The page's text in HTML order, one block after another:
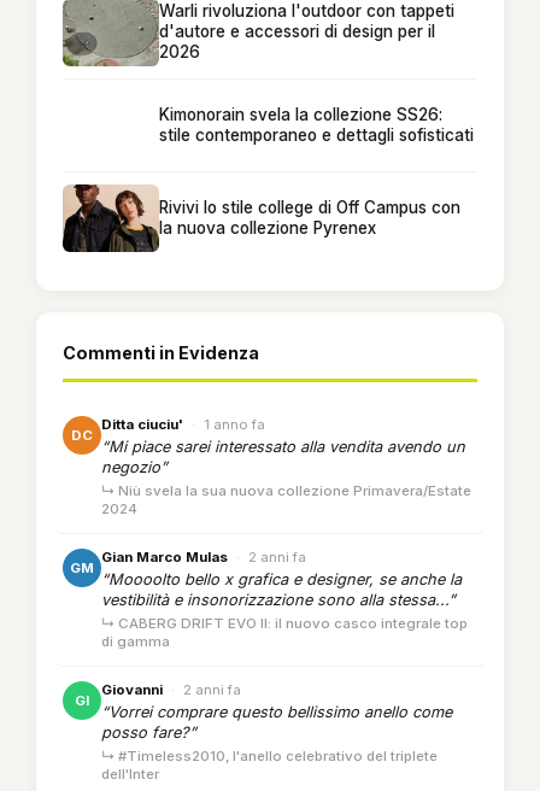
Warli rivoluziona l'outdoor con tappeti
d'autore e accessori di design per il
2026
Kimonorain svela la collezione SS26:
stile contemporaneo e dettagli sofisticati
Rivivi lo stile college di Off Campus con
la nuova collezione Pyrenex
Commenti in Evidenza
DC
Ditta ciuciu' · 1 anno fa
“Mi piace sarei interessato alla vendita avendo un
negozio”
↳ Niù svela la sua nuova collezione Primavera/Estate
2024
GM
Gian Marco Mulas · 2 anni fa
“Moooolto bello x grafica e designer, se anche la
vestibilità e insonorizzazione sono alla stessa...”
↳ CABERG DRIFT EVO II: il nuovo casco integrale top
di gamma
GI
Giovanni · 2 anni fa
“Vorrei comprare questo bellissimo anello come
posso fare?”
↳ #Timeless2010, l'anello celebrativo del triplete
dell'Inter